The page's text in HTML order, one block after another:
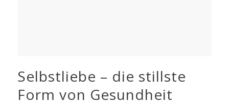
Selbstliebe – die stillste
Form von Gesundheit